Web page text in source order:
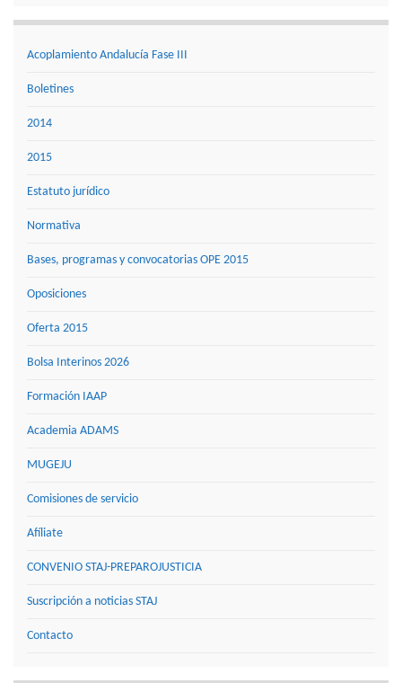
Acoplamiento Andalucía Fase III
Boletines
2014
2015
Estatuto jurídico
Normativa
Bases, programas y convocatorias OPE 2015
Oposiciones
Oferta 2015
Bolsa Interinos 2026
Formación IAAP
Academia ADAMS
MUGEJU
Comisiones de servicio
Afíliate
CONVENIO STAJ-PREPAROJUSTICIA
Suscripción a noticias STAJ
Contacto